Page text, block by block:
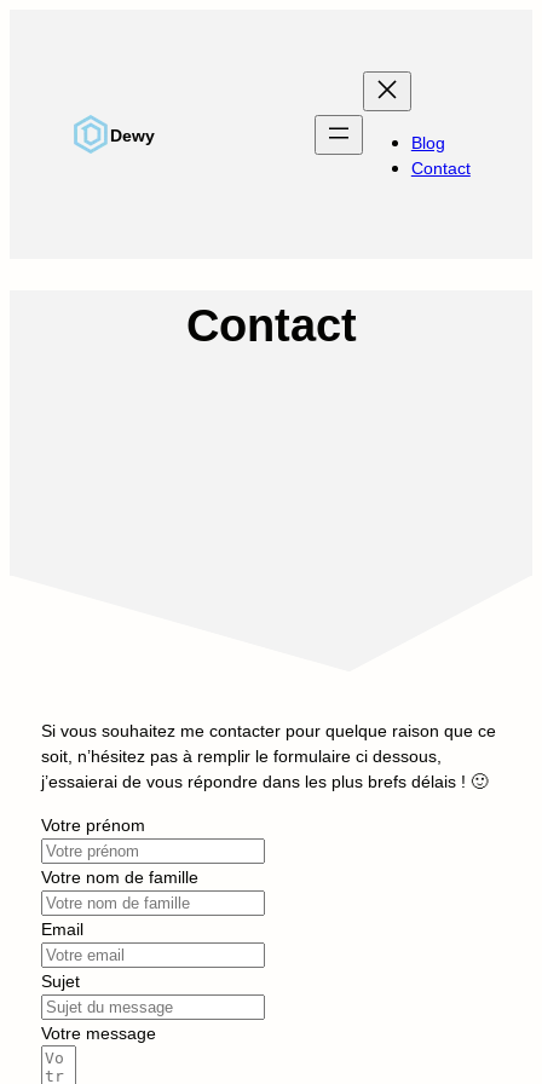
Dewy
Blog
Contact
Contact
Si vous souhaitez me contacter pour quelque raison que ce
soit, n’hésitez pas à remplir le formulaire ci dessous,
j’essaierai de vous répondre dans les plus brefs délais ! 🙂
Votre prénom
Votre nom de famille
Email
Sujet
Votre message